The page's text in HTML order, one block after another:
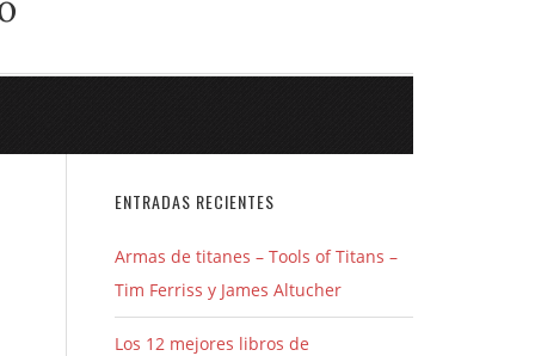
ENTRADAS RECIENTES
Armas de titanes – Tools of Titans –
Tim Ferriss y James Altucher
Los 12 mejores libros de